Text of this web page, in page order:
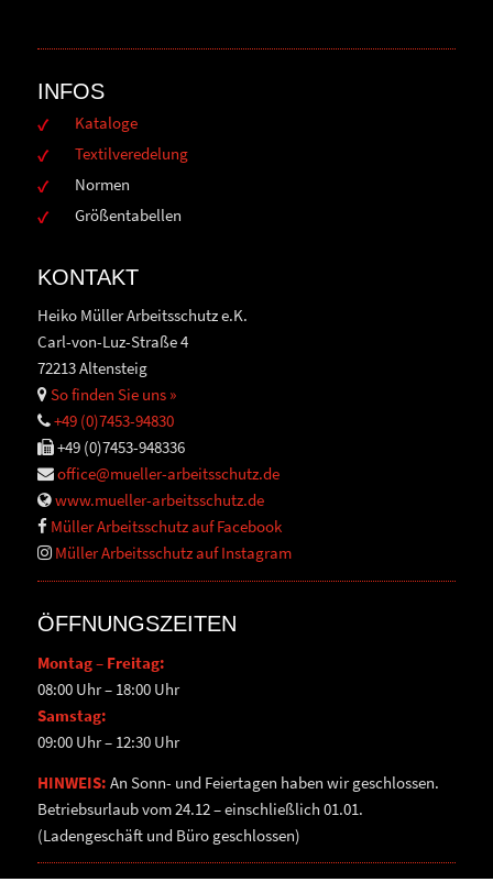
INFOS
Kataloge
Textilveredelung
Normen
Größentabellen
KONTAKT
Heiko Müller Arbeitsschutz e.K.
Carl-von-Luz-Straße 4
72213 Altensteig
So finden Sie uns »
+49 (0)7453-94830
+49 (0)7453-948336
office@mueller-arbeitsschutz.de
www.mueller-arbeitsschutz.de
Müller Arbeitsschutz auf Facebook
Müller Arbeitsschutz auf Instagram
ÖFFNUNGSZEITEN
Montag – Freitag:
08:00 Uhr – 18:00 Uhr
Samstag:
09:00 Uhr – 12:30 Uhr
HINWEIS: An Sonn- und Feiertagen haben wir geschlossen.
Betriebsurlaub vom 24.12 – einschließlich 01.01.
(Ladengeschäft und Büro geschlossen)